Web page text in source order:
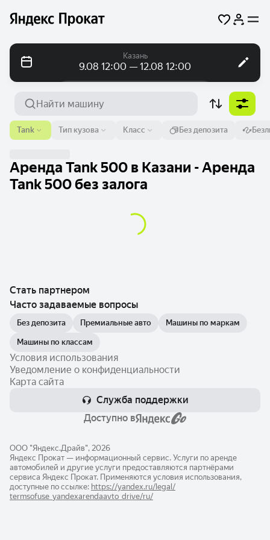
Казань
9.08 12:00 — 12.08 12:00
Аэропорт или адрес
Казань
9 авг. 12:00 12 авг. 12:00
Тип кузова Класс
Tank Без депозита
Аренда Tank 500 в Казани - Аренда
Tank 500 без залога
Стать партнером
Часто задаваемые вопросы
Без депозита Премиальные авто Машины по маркам
Машины по классам
Условия использования
Уведомление о конфиденциальности
Карта сайта
Служба поддержки
Доступно в
ООО "Яндекс.Драйв", 2026
Яндекс Прокат — информационный сервис. Услуги по аренде
автомобилей и другие услуги предоставляются партнёрами
сервиса Яндекс Прокат. Применяются условия использования,
доступные по ссылке: https://yandex.ru/legal/​
termsofuse_yandexarendaavto_drive/ru/